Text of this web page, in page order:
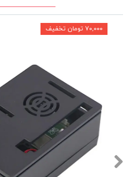
۷۰,۰۰۰ تومان تخفیف